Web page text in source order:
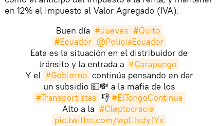
en 12% el Impuesto al Valor Agregado (IVA).
Buen día #Jueves #Quito
#Ecuador @PoliciaEcuador
Eata es la situación en el distribuidor de
tránsito y la entrada a #Carapungo
Y el #Gobierno continúa pensando en dar
un subsidio 💵💸 a la mafia de los
#Transportistas 👎 #ElTongoContinua
Alto a la #Cleptocracia
pic.twitter.com/wpETsdyfYx